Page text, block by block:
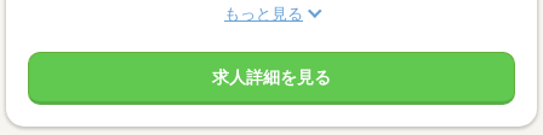
もっと見る
求人詳細を見る